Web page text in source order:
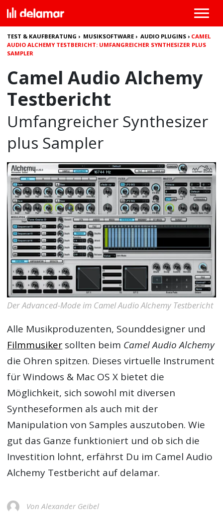
TEST & KAUFBERATUNG › MUSIKSOFTWARE ›AUDIO PLUGINS › CAMEL
AUDIO ALCHEMY TESTBERICHT: UMFANGREICHER SYNTHESIZER PLUS
SAMPLER
Camel Audio Alchemy
Testbericht
Umfangreicher Synthesizer
plus Sampler
Der Advanced-Mode im Camel Audio Alchemy Testbericht
Alle Musikproduzenten, Sounddesigner und
Filmmusiker sollten beim Camel Audio Alchemy
die Ohren spitzen. Dieses virtuelle Instrument
für Windows & Mac OS X bietet die
Möglichkeit, sich sowohl mit diversen
Syntheseformen als auch mit der
Manipulation von Samples auszutoben. Wie
gut das Ganze funktioniert und ob sich die
Investition lohnt, erfährst Du im Camel Audio
Alchemy Testbericht auf delamar.
Von Alexander Geibel